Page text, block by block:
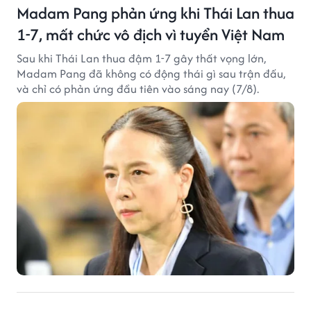
Madam Pang phản ứng khi Thái Lan thua
1-7, mất chức vô địch vì tuyển Việt Nam
Sau khi Thái Lan thua đậm 1-7 gây thất vọng lớn,
Madam Pang đã không có động thái gì sau trận đấu,
và chỉ có phản ứng đầu tiên vào sáng nay (7/8).